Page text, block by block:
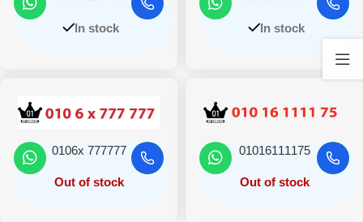
In stock
In stock
01016111175
Out of stock
0106x 777777
Out of stock